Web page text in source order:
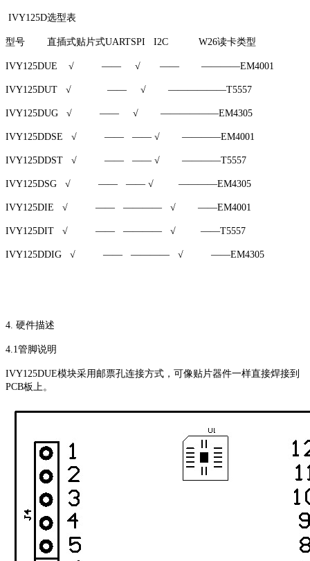
IVY125D选型表
型号 直插式贴片式UARTSPI I2C W26读卡类型
IVY125DUE √ —— √ —— ————EM4001
IVY125DUT √ —— √ ——————T5557
IVY125DUG √ —— √ ——————EM4305
IVY125DDSE √ —— —— √ ————EM4001
IVY125DDST √ —— —— √ ————T5557
IVY125DSG √ —— —— √ ————EM4305
IVY125DIE √ —— ———— √ ——EM4001
IVY125DIT √ —— ———— √ ——T5557
IVY125DDIG √ —— ———— √ ——EM4305
4. 硬件描述
4.1管脚说明
IVY125DUE模块采用邮票孔连接方式，可像贴片器件一样直接焊接到
PCB板上。